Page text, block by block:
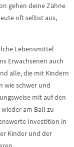
gehen deine Zähne
oft selbst aus,
Lebensmittel
Erwachsenen auch
alle, die mit Kindern
wie schwer und
mit auf den
am Ball zu
Investition in
Kinder und der